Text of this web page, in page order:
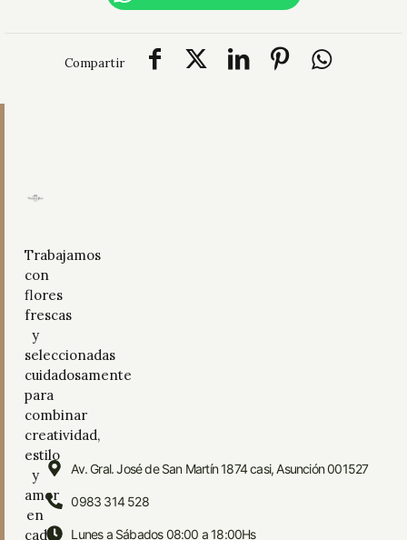
Compartir
Trabajamos
con
flores
frescas
y
seleccionadas
cuidadosamente
para
combinar
creatividad,
estilo
y
amor
en
cada
Av. Gral. José de San Martín 1874 casi, Asunción 001527
0983 314 528
Lunes a Sábados 08:00 a 18:00Hs